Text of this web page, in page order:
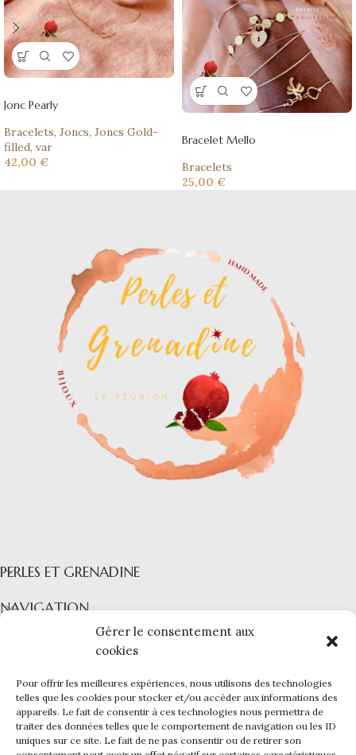
Gérer le consentement aux
cookies
Pour offrir les meilleures expériences, nous utilisons des technologies
telles que les cookies pour stocker et/ou accéder aux informations des
appareils. Le fait de consentir à ces technologies nous permettra de
traiter des données telles que le comportement de navigation ou les ID
uniques sur ce site. Le fait de ne pas consentir ou de retirer son
Jonc Pearly
Bracelets, Joncs, Joncs Gold-
filled, var
42,00 €
Bracelet Mello
Bracelets
25,00 €
PERLES ET GRENADINE
NAVIGATION
INFORMATIONS
PERLES ET GRENADINE|Mentions légales -CGV -CGU -
Confidentialité -Cookies
Ce site a été financé par l’Union Européenne dans le cadre du
programme FEDER-FSE+ Réunion dont l’Autorité de gestion est la